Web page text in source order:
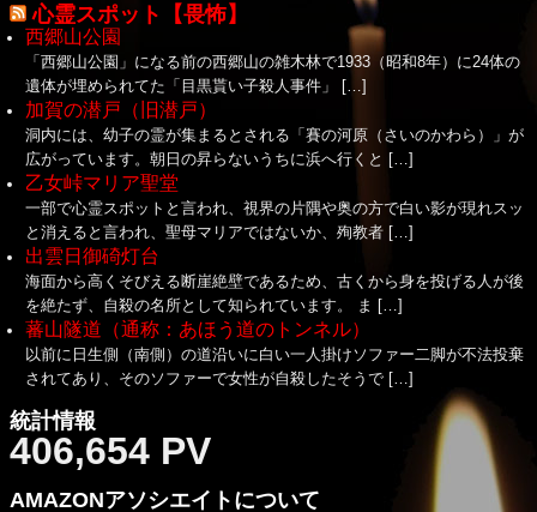
心霊スポット【畏怖】
西郷山公園
「西郷山公園」になる前の西郷山の雑木林で1933（昭和8年）に24体の
遺体が埋められてた「目黒貰い子殺人事件」 […]
加賀の潜戸（旧潜戸）
洞内には、幼子の霊が集まるとされる「賽の河原（さいのかわら）」が
広がっています。朝日の昇らないうちに浜へ行くと […]
乙女峠マリア聖堂
一部で心霊スポットと言われ、視界の片隅や奥の方で白い影が現れスッ
と消えると言われ、聖母マリアではないか、殉教者 […]
出雲日御碕灯台
海面から高くそびえる断崖絶壁であるため、古くから身を投げる人が後
を絶たず、自殺の名所として知られています。 ま […]
蕃山隧道（通称：あほう道のトンネル）
以前に日生側（南側）の道沿いに白い一人掛けソファー二脚が不法投棄
されてあり、そのソファーで女性が自殺したそうで […]
統計情報
406,654 PV
AMAZONアソシエイトについて